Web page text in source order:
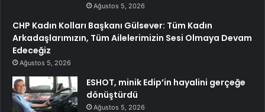
Ağustos 5, 2026
CHP Kadın Kolları Başkanı Gülsever: Tüm Kadın
Arkadaşlarımızın, Tüm Ailelerimizin Sesi Olmaya Devam
Edeceğiz
Ağustos 5, 2026
ESHOT, minik Edip’in hayalini gerçeğe
dönüştürdü
Ağustos 5, 2026